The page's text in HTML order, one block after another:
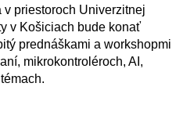
v priestoroch Univerzitnej
v Košiciach bude konať
prednáškami a workshopmi
mikrokontroléroch, AI,